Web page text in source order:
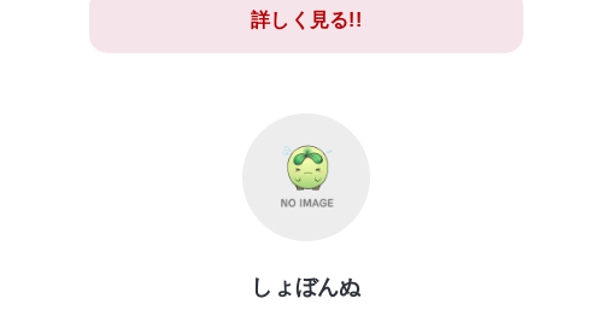
詳しく見る!!
しょぼんぬ